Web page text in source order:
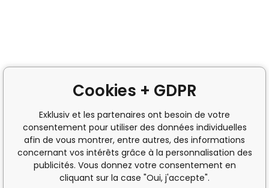
Cookies + GDPR
Exklusiv et les partenaires ont besoin de votre
consentement pour utiliser des données individuelles
afin de vous montrer, entre autres, des informations
concernant vos intérêts grâce à la personnalisation des
publicités. Vous donnez votre consentement en
cliquant sur la case "Oui, j'accepte".